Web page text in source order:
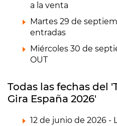
a la venta
Martes 29 de
entradas
Miércoles 30 de
OUT
Todas las fechas del
Gira España 2026'
12 de junio de 2026 -